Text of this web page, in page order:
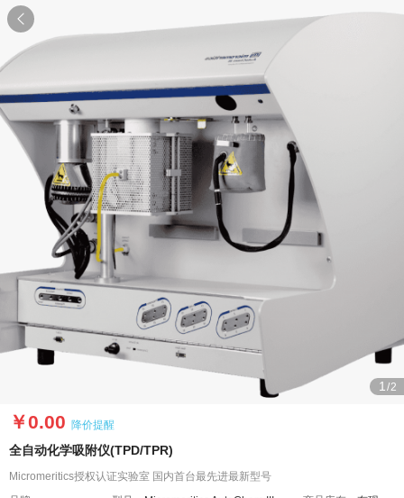

1 /2
￥0.00 降价提醒
全自动化学吸附仪(TPD/TPR)
Micromeritics授权认证实验室 国内首台最先进最新型号